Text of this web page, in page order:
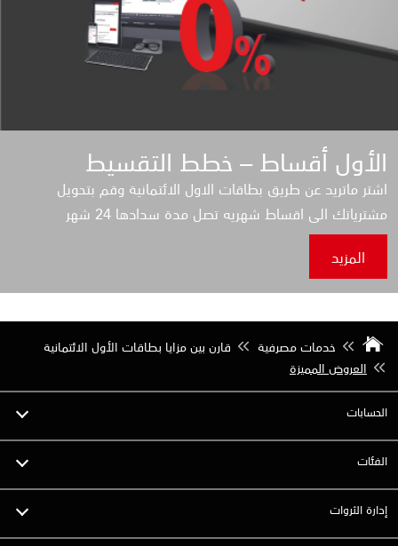
الأول أقساط – خطط التقسيط
اشتر ماتريد عن طريق بطاقات الاول الائتمانية وقم بتحويل
مشترياتك الى اقساط شهريه تصل مدة سدادها 24 شهر
المزيد
خدمات مصرفية
قارن بين مزايا بطاقات الأول الائتمانية
العروض المميزة
الحسابات
الفئات
إدارة الثروات